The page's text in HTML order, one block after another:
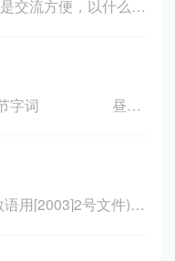
普通话的最大意义就是交流方便，以什么话为一个国家官方语言是另一回事，一旦确立，就应该人人学习，这一点说来容易，但做起来有许多心理障碍在里面。美国开发西部的时候，世界各国人们一拥而入，他们操着许多语言，有古老的拉丁系，有斯拉夫系，但最后都放弃了自己的母语，共操英语，为西部开发奠定了基础，也成为西部精神的重要组成。放弃自己的母语需要很大的勇气，正是大家愿意接受新东西，不怕改变自己以适应新环境，大家...
（一）读100个单音节字词 昼 *八 迷 *先 毡 *皮 幕 *美 彻 *飞 鸣 *破 捶 *风 豆 *蹲 霞 *掉 桃 *定 宫 *铁 翁 *念 劳 *天 旬 *沟 狼 *口 靴 *娘 嫩 *机 蕊 *家 跪 *绝 趣 *全 瓜 *穷 屡 *知 狂 *正 裘 *中 恒 *社 槐 *事 轰 *竹 掠 *茶 肩 *常 概 *虫 皇 *水 君 *人 伙...
(教育部国家语委发教语用[2003]2号文件)根据教育部、国家语言文字工作委员会发布的《普通话水平测试管理规定》《普通话水平测试等级标准》，制定本大纲。一、测试的名称、性质、方式本测试定名为“普通话水平测试”(PUTONGHUA SHUIPING CESHI，缩写为PSC)。普通话水平测试测查应试人的普通话规范程度、熟练程度，认定其普通话水平等级，属于标准参照性考试。本大纲规定测试的内容、范围、题型及评分系统。普通话水平测试以口试...